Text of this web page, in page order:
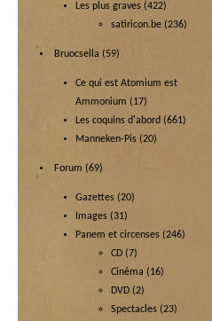
Les plus graves (422)
satiricon.be (236)
Bruocsella (59)
Ce qui est Atomium est
Ammonium (17)
Les coquins d'abord (661)
Manneken-Pis (20)
Forum (69)
Gazettes (20)
Images (31)
Panem et circenses (246)
CD (7)
Cinéma (16)
DVD (2)
Spectacles (23)